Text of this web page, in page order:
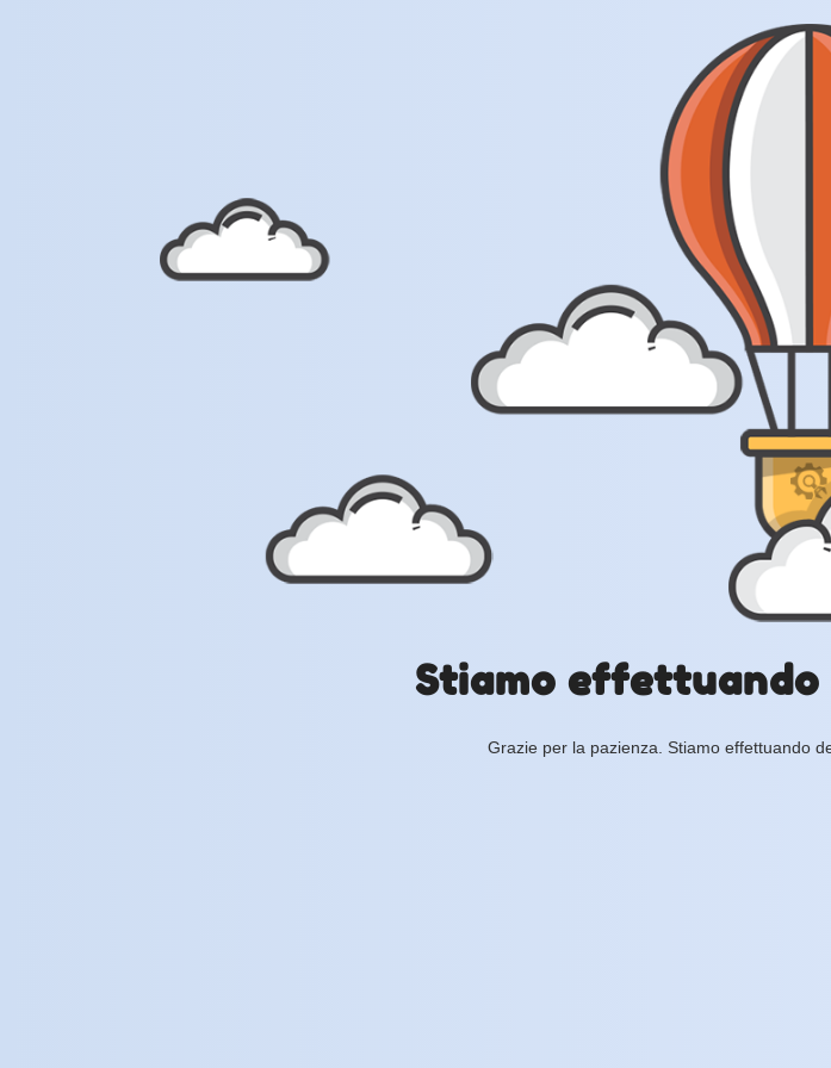
Stiamo
Grazie per la pazienza. Stiamo effettuando